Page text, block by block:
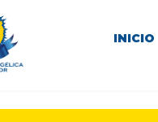
INICIO